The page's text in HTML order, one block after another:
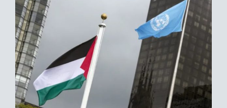
اقتصاد
مقالات
موسيقى الشرق
من نحن